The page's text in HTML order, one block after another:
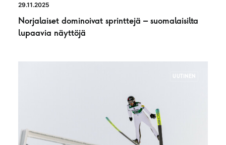
29.11.2025
Norjalaiset dominoivat sprinttejä – suomalaisilta
lupaavia näyttöjä
UUTINEN